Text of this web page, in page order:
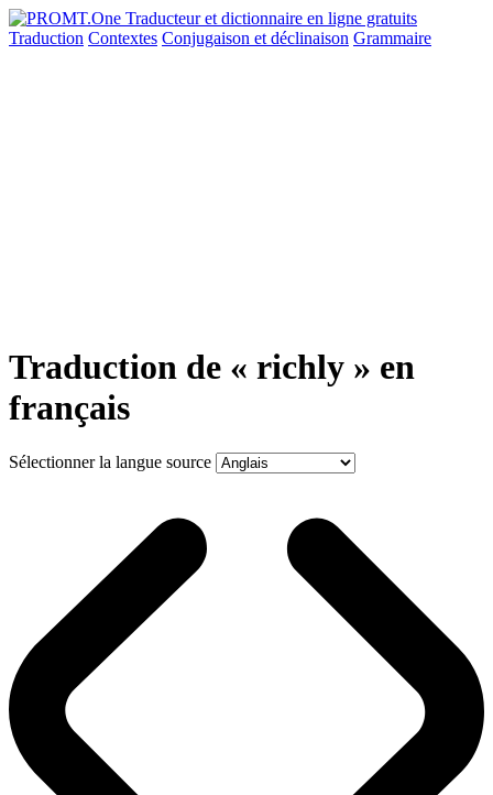
Traduction Contextes Conjugaison et déclinaison Grammaire
Traduction de « richly » en
français
Sélectionner la langue source